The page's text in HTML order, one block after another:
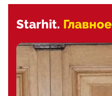
Starhit. Главное